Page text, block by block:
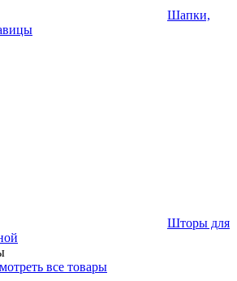
Шапки,
Шторы для
все товары